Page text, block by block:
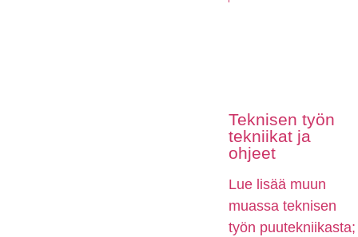
Teknisen työn
tekniikat ja
ohjeet
Lue lisää muun
muassa teknisen
työn puutekniikasta;